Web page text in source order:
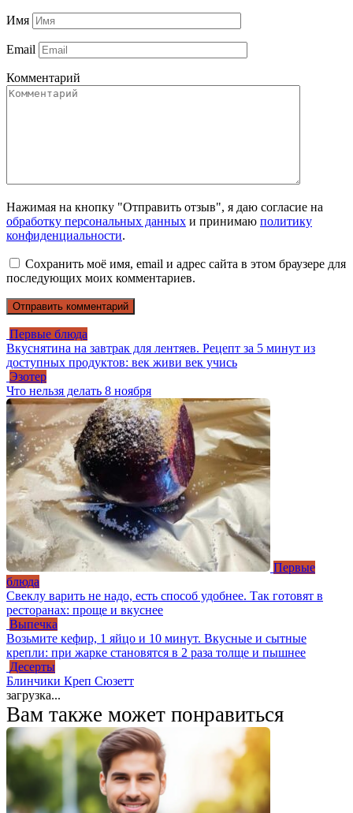
Имя
Email
Комментарий
Нажимая на кнопку "Отправить отзыв", я даю согласие на
обработку персональных данных и принимаю политику
конфиденциальности.
Сохранить моё имя, email и адрес сайта в этом браузере для
последующих моих комментариев.
Первые блюда
Вкуснятина на завтрак для лентяев. Рецепт за 5 минут из
доступных продуктов: век живи век учись
Эзотер
Что нельзя делать 8 ноября
Первые
блюда
Свеклу варить не надо, есть способ удобнее. Так готовят в
ресторанах: проще и вкуснее
Выпечка
Возьмите кефир, 1 яйцо и 10 минут. Вкусные и сытные
крепли: при жарке становятся в 2 раза толще и пышнее
Десерты
Блинчики Креп Сюзетт
загрузка...
Вам также может понравиться